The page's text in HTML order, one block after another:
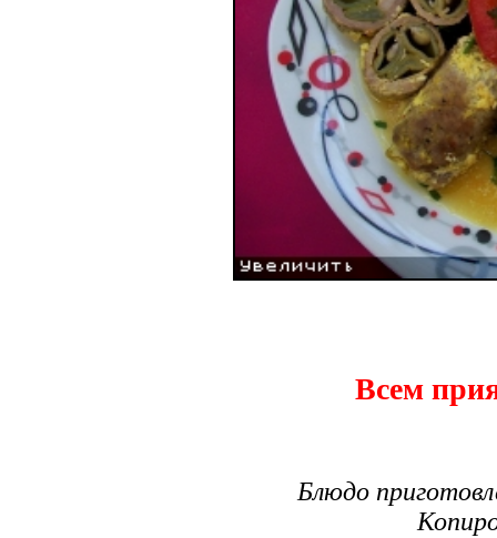
Всем
Блюдо